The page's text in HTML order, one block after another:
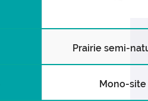
Prairie semi-
Mono-site